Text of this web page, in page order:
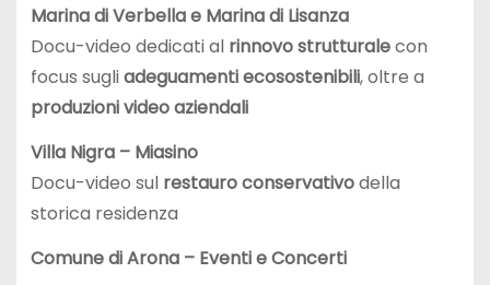
Marina di Verbella e Marina di Lisanza
Docu-video dedicati al rinnovo strutturalecon
focus sugliadeguamenti ecosostenibili, oltre a
produzioni video aziendali
Villa Nigra – Miasino
Docu-video sul restauro conservativodella
storica residenza
Comune di Arona – Eventi e Concerti